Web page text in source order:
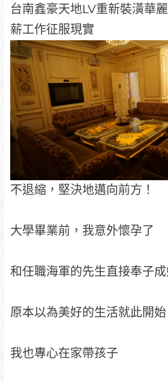
台南鑫豪天地LV重新裝潢華
薪工作征服現實
不退縮，堅決地邁向前方！
大學畢業前，我意外懷孕了
和任職海軍的先生直接奉子
原本以為美好的生活就此開始
我也專心在家帶孩子